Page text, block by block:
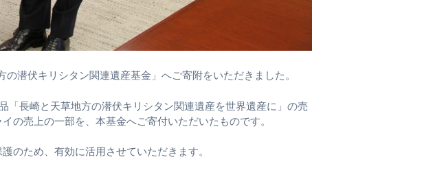
潜伏キリシタン関連遺産基金」へご寄附をいただきました。
長崎と天草地方の潜伏キリシタン関連遺産を世界遺産に」の売
の売上の一部を、本基金へご寄付いただいたものです。
のため、有効に活用させていただきます。